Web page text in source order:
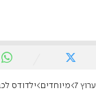
ערוץ 7 מיוחדים ילדודס